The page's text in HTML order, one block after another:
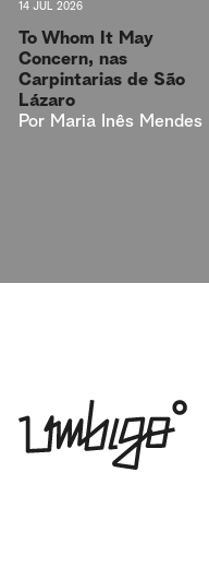
14 JUL 2026
To Whom It May
Concern, nas
Carpintarias de São
Lázaro
Por Maria Inês Mendes